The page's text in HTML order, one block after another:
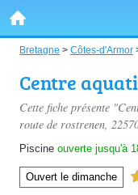
Bretagne > Côtes-d'Armor
Centre
Cette fiche présente
route de rostrenen,
Piscine ouverte jusqu'à
Ouvert le dimanche